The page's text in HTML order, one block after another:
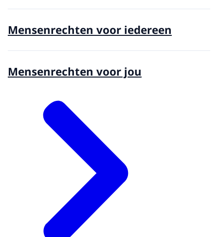
Mensenrechten voor iedereen
Mensenrechten voor jou